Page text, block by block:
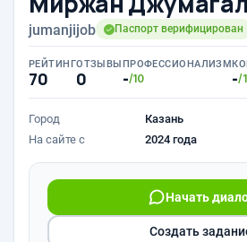
jumanjijob Паспорт верифицирован
РЕЙТИНГ
70
ОТЗЫВЫ
0
ПРОФЕССИОНАЛИЗМ
-/10 -/
Город
Казань
На сайте с
2024 года
Начать
Создать